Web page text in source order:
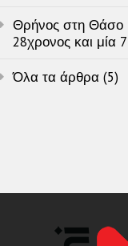
Θρήνος στη Θάσο
28χρονος και μία
Όλα τα άρθρα (5)